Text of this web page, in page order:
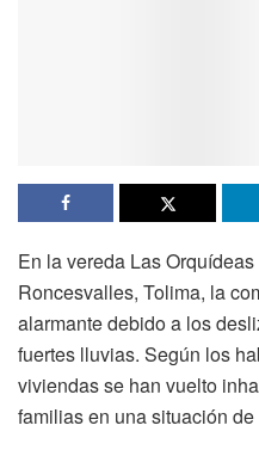
En la vereda Las
Roncesvalles, Tolima, la
alarmante debido a los
fuertes lluvias. Según los
viviendas se han vuelto
familias en una situación